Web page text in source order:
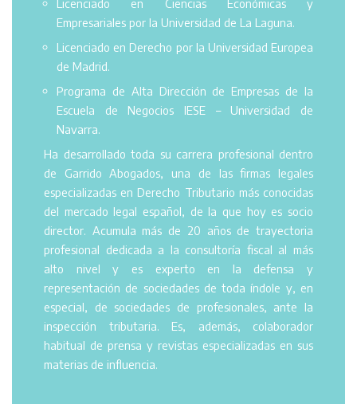
Licenciado en Ciencias Económicas y
Empresariales por la Universidad de La Laguna.
Licenciado en Derecho por la Universidad Europea
de Madrid.
Programa de Alta Dirección de Empresas de la
Escuela de Negocios IESE – Universidad de
Navarra.
Ha desarrollado toda su carrera profesional dentro
de Garrido Abogados, una de las firmas legales
especializadas en Derecho Tributario más conocidas
del mercado legal español, de la que hoy es socio
director. Acumula más de 20 años de trayectoria
profesional dedicada a la consultoría fiscal al más
alto nivel y es experto en la defensa y
representación de sociedades de toda índole y, en
especial, de sociedades de profesionales, ante la
inspección tributaria. Es, además, colaborador
habitual de prensa y revistas especializadas en sus
materias de influencia.